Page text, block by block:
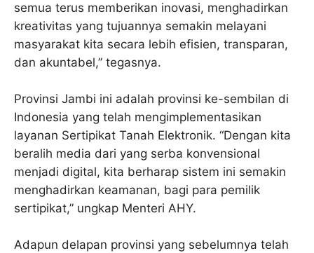
semua terus memberikan inovasi, menghadirkan
kreativitas yang tujuannya semakin melayani
masyarakat kita secara lebih efisien, transparan,
dan akuntabel,” tegasnya.
Provinsi Jambi ini adalah provinsi ke-sembilan di
Indonesia yang telah mengimplementasikan
layanan Sertipikat Tanah Elektronik. “Dengan kita
beralih media dari yang serba konvensional
menjadi digital, kita berharap sistem ini semakin
menghadirkan keamanan, bagi para pemilik
sertipikat,” ungkap Menteri AHY.
Adapun delapan provinsi yang sebelumnya telah